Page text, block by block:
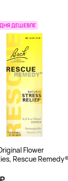
ДЕШЕВЛЕ
Flower
Rescue
10 мл